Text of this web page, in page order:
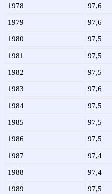
1978 97,6
1979 97,6
1980 97,5
1981 97,5
1982 97,5
1983 97,6
1984 97,5
1985 97,5
1986 97,5
1987 97,4
1988 97,4
1989 97,5